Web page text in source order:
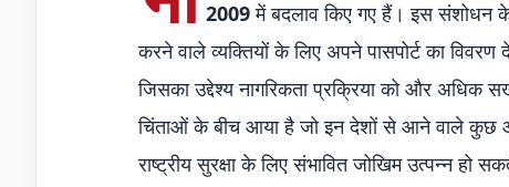
2009में बदलाव किए गए हैं। इस संशोधन
करने वाले व्यक्तियों के लिए अपने पासपोर्ट का विवरण
जिसका उद्देश्य नागरिकता प्रक्रिया को और अधिक
चिंताओं के बीच आया है जो इन देशों से आने वाले कुछ
राष्ट्रीय सुरक्षा के लिए संभावित जोखिम उत्पन्न हो